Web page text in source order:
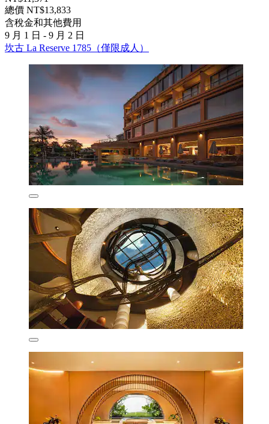
總價 NT$13,833
含稅金和其他費用
9 月 1 日 - 9 月 2 日
坎古 La Reserve 1785（僅限成人）